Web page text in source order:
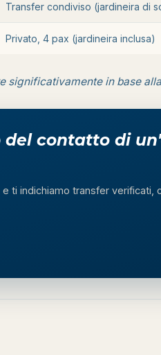
Transfer condiviso (jardineira di
Privato, 4 pax (jardineira inclusa)
significativamente in base
del contatto di
ti indichiamo transfer verificati,